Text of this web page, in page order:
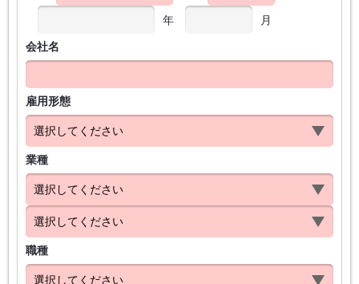
年 月
会社名
雇用形態
業種
職種